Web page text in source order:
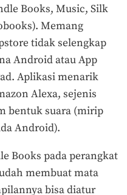
Books, Music, Silk
Memang
tidak selengkap
Android atau App
Aplikasi menarik
Alexa, sejenis
bentuk suara (mirip
Android).
Books pada perangkat
membuat mata
bisa diatur